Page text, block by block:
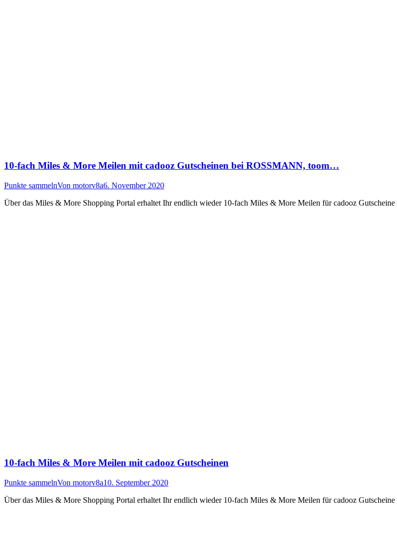
10-fach Miles & More Meilen mit cadooz Gutscheinen bei ROSSMANN, toom…
Punkte sammelnVon motorv8a6. November 2020
Über das Miles & More Shopping Portal erhaltet Ihr endlich wieder 10-fach Miles & More Meilen für cadooz Gutscheine
10-fach Miles & More Meilen mit cadooz Gutscheinen
Punkte sammelnVon motorv8a10. September 2020
Über das Miles & More Shopping Portal erhaltet Ihr endlich wieder 10-fach Miles & More Meilen für cadooz Gutscheine